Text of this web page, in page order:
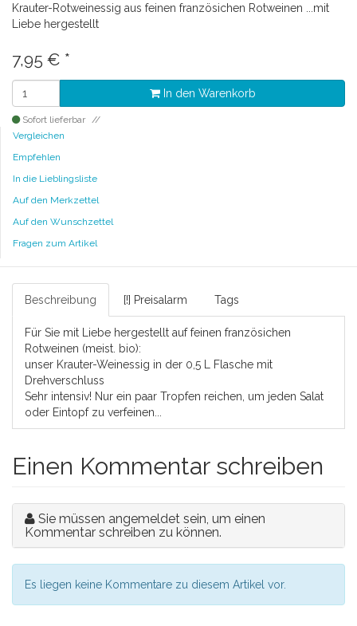
Krauter-Rotweinessig aus feinen französichen Rotweinen ...mit
Liebe hergestellt
7,95 € *
In den Warenkorb
Sofort lieferbar
Vergleichen
Empfehlen
In die Lieblingsliste
Auf den Merkzettel
Auf den Wunschzettel
Fragen zum Artikel
Beschreibung [!] Preisalarm Tags
Für Sie mit Liebe hergestellt auf feinen französichen
Rotweinen (meist. bio):
unser Krauter-Weinessig in der 0,5 L Flasche mit
Drehverschluss
Sehr intensiv! Nur ein paar Tropfen reichen, um jeden Salat
oder Eintopf zu verfeinen...
Einen Kommentar schreiben
Sie müssen angemeldet sein, um einen
Kommentar schreiben zu können.
Es liegen keine Kommentare zu diesem Artikel vor.